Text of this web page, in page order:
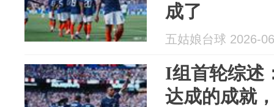
成了
五姑娘台球 2026-
I组首轮综述
达成的成就